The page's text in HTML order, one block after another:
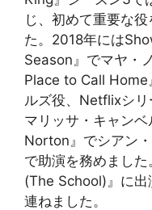
じ、初めて重要な
た。2018年には
Season』でマヤ・
Place to Call Home
ルズ役、Netflixシ
マリッサ・キャン
Norton』でシアン
で助演を務めまし
(The School)』に出
連ねました。